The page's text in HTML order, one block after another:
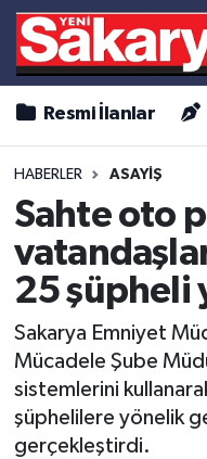
Resmi İlanlar
HABERLER ASAYİŞ
Sahte oto
25 şüpheli
Sakarya Emniyet
Mücadele Şube
sistemlerini
şüphelilere yönelik
gerçekleştirdi.